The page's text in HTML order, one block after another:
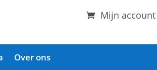
Mijn account
Over ons